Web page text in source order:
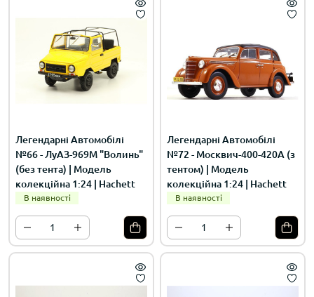
Легендарні Автомобілі
№66 - ЛуАЗ-969М "Волинь"
(без тента) | Модель
колекційна 1:24 | Hachett
В наявності
Легендарні Автомобілі
№72 - Москвич-400-420А (з
тентом) | Модель
колекційна 1:24 | Hachett
В наявності